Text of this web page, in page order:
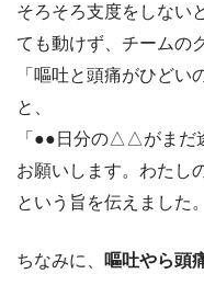
そろそろ支度をしない
ても動けず、チームの
「嘔吐と頭痛がひどい
と、
「●●日分の△△がまだ
お願いします。わたし
という旨を伝えました。
ちなみに、 嘔吐やら頭